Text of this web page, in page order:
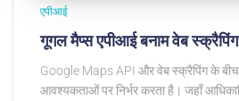
एपीआई
गूगल मैप्स एपीआई बनाम वेब
Google Maps API और वेब स्क्रैपिंग के
आवश्यकताओं पर निर्भर करता है। जहाँ